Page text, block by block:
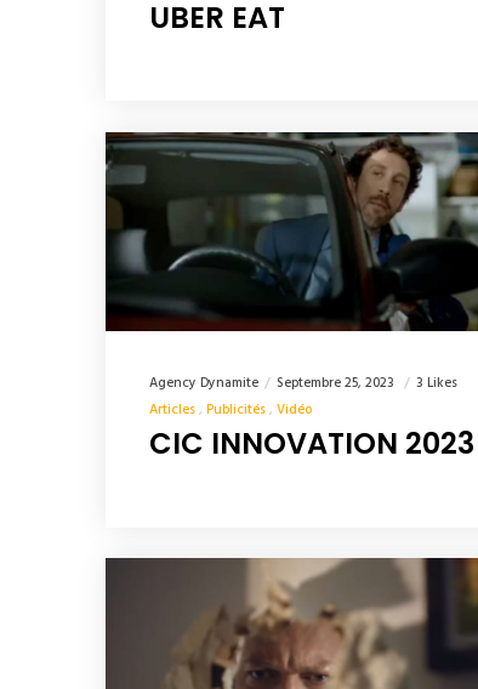
UBER EAT
Agency Dynamite Septembre 25, 2023
3 Likes
Articles Publicités Vidéo
CIC INNOVATION 2023